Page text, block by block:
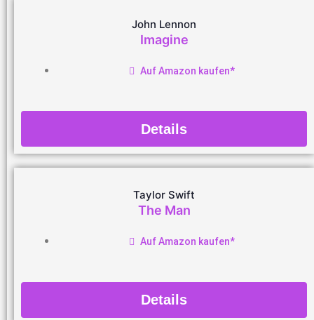
John Lennon
Imagine
Auf Amazon kaufen*
Details
Taylor Swift
The Man
Auf Amazon kaufen*
Details